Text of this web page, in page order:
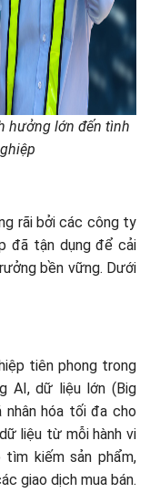
hưởng lớn đến tình
rãi bởi các công ty
đã tận dụng để cải
bền vững. Dưới
tiên phong trong
AI, dữ liệu lớn (Big
hóa tối đa cho
liệu từ mỗi hành vi
tìm kiếm sản phẩm,
giao dịch mua bán.